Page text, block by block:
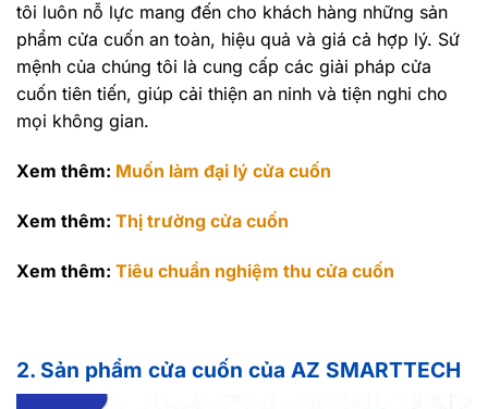
tôi luôn nỗ lực mang đến cho khách hàng những sản
phẩm cửa cuốn an toàn, hiệu quả và giá cả hợp lý. Sứ
mệnh của chúng tôi là cung cấp các giải pháp cửa
cuốn tiên tiến, giúp cải thiện an ninh và tiện nghi cho
mọi không gian.
Xem thêm: Muốn làm đại lý cửa cuốn
Xem thêm: Thị trường cửa cuốn
Xem thêm: Tiêu chuẩn nghiệm thu cửa cuốn
2. Sản phẩm cửa cuốn của AZ SMARTTECH